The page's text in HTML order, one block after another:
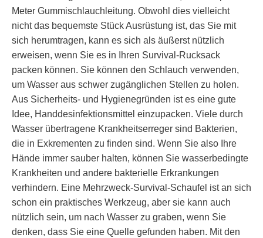
Meter Gummischlauchleitung. Obwohl dies vielleicht
nicht das bequemste Stück Ausrüstung ist, das Sie mit
sich herumtragen, kann es sich als äußerst nützlich
erweisen, wenn Sie es in Ihren Survival-Rucksack
packen können. Sie können den Schlauch verwenden,
um Wasser aus schwer zugänglichen Stellen zu holen.
Aus Sicherheits- und Hygienegründen ist es eine gute
Idee, Handdesinfektionsmittel einzupacken. Viele durch
Wasser übertragene Krankheitserreger sind Bakterien,
die in Exkrementen zu finden sind. Wenn Sie also Ihre
Hände immer sauber halten, können Sie wasserbedingte
Krankheiten und andere bakterielle Erkrankungen
verhindern. Eine Mehrzweck-Survival-Schaufel ist an sich
schon ein praktisches Werkzeug, aber sie kann auch
nützlich sein, um nach Wasser zu graben, wenn Sie
denken, dass Sie eine Quelle gefunden haben. Mit den